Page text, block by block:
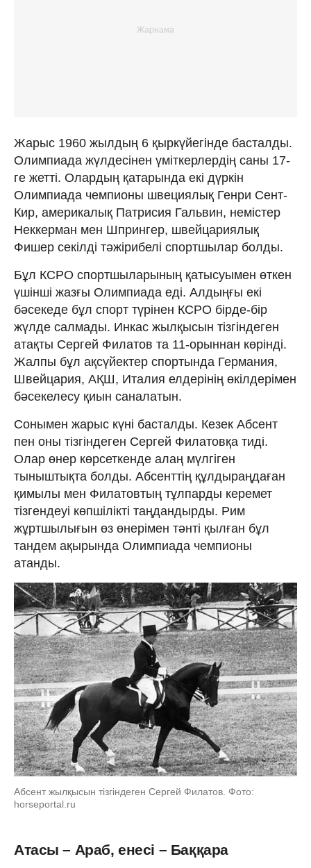
Жарыс 1960 жылдың 6 қыркүйегінде басталды.
Олимпиада жүлдесінен үміткерлердің саны 17-
ге жетті. Олардың қатарында екі дүркін
Олимпиада чемпионы швециялық Генри Сент-
Кир, америкалық Патрисия Гальвин, немістер
Неккерман мен Шпрингер, швейцариялық
Фишер секілді тәжірибелі спортшылар болды.
Бұл КСРО спортшыларының қатысуымен өткен
үшінші жазғы Олимпиада еді. Алдыңғы екі
бәсекеде бұл спорт түрінен КСРО бірде-бір
жүлде салмады. Инкас жылқысын тізгіндеген
атақты Сергей Филатов та 11-орыннан көрінді.
Жалпы бұл ақсүйектер спортында Германия,
Швейцария, АҚШ, Италия елдерінің өкілдерімен
бәсекелесу қиын саналатын.
Сонымен жарыс күні басталды. Кезек Абсент
пен оны тізгіндеген Сергей Филатовқа тиді.
Олар өнер көрсеткенде алаң мүлгіген
тыныштықта болды. Абсенттің құлдыраңдаған
қимылы мен Филатовтың тұлпарды керемет
тізгендеуі көпшілікті таңдандырды. Рим
жұртшылығын өз өнерімен тәнті қылған бұл
тандем ақырында Олимпиада чемпионы
атанды.
Абсент жылқысын тізгіндеген Сергей Филатов. Фото:
horseportal.ru
Атасы – Араб, енесі – Баққара